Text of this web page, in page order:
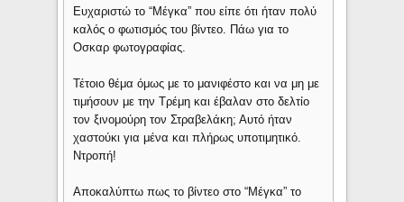
Ευχαριστώ το “Μέγκα” που είπε ότι ήταν πολύ
καλός ο φωτισμός του βίντεο. Πάω για το
Οσκαρ φωτογραφίας.
Τέτοιο θέμα όμως με το μανιφέστο και να μη με
τιμήσουν με την Τρέμη και έβαλαν στο δελτίο
τον ξινομούρη τον Στραβελάκη; Αυτό ήταν
χαστούκι για μένα και πλήρως υποτιμητικό.
Ντροπή!
Αποκαλύπτω πως το βίντεο στο “Μέγκα” το